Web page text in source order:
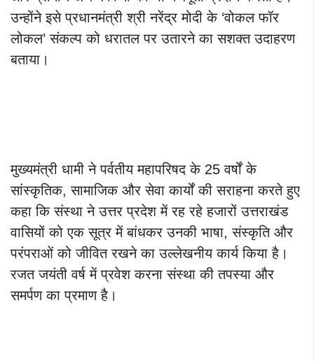
उन्होंने इसे प्रधानमंत्री श्री नरेंद्र मोदी के ‘वोकल फॉर
लोकल’ संकल्प को धरातल पर उतारने का सशक्त उदाहरण
बताया।
मुख्यमंत्री धामी ने पर्वतीय महापरिषद के 25 वर्षों के
सांस्कृतिक, सामाजिक और सेवा कार्यों की सराहना करते हुए
कहा कि संस्था ने उत्तर प्रदेश में रह रहे हजारों उत्तराखंड
वासियों को एक सूत्र में बांधकर उनकी भाषा, संस्कृति और
परंपराओं को जीवित रखने का उल्लेखनीय कार्य किया है।
रजत जयंती वर्ष में प्रवेश करना संस्था की तपस्या और
समर्पण का प्रमाण है।